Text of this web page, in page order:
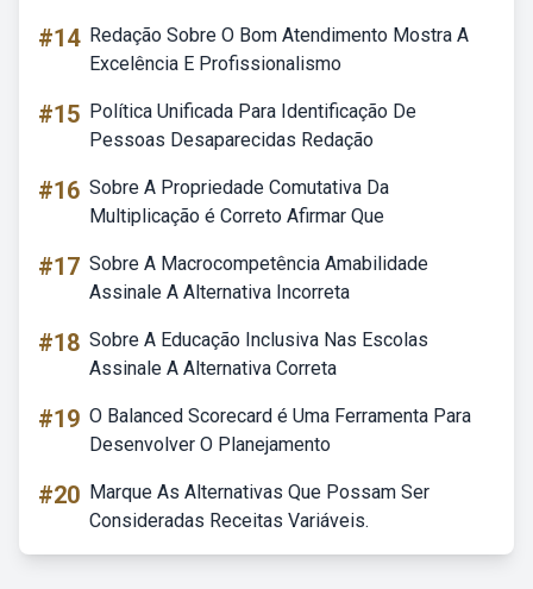
#14 Redação Sobre O Bom Atendimento Mostra A
Excelência E Profissionalismo
#15 Política Unificada Para Identificação De
Pessoas Desaparecidas Redação
#16 Sobre A Propriedade Comutativa Da
Multiplicação é Correto Afirmar Que
#17 Sobre A Macrocompetência Amabilidade
Assinale A Alternativa Incorreta
#18 Sobre A Educação Inclusiva Nas Escolas
Assinale A Alternativa Correta
#19 O Balanced Scorecard é Uma Ferramenta Para
Desenvolver O Planejamento
#20 Marque As Alternativas Que Possam Ser
Consideradas Receitas Variáveis.